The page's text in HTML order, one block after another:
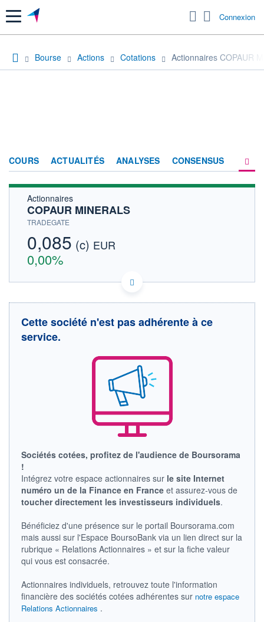
Menu Connexion
Bourse Actions Cotations Actionnaires COPAUR
COURS ACTUALITÉS ANALYSES CONSENSUS
Actionnaires
COPAUR MINERALS
TRADEGATE
0,085 (c) EUR
0,00%
CA2172051039 RFC4
Cotation sur les autres places
OUVERTURE
+ BAS
0,000
CAPITAL ÉCHANGÉ
DERNIER ÉCHANGE
10.07.26 / 13:54:47
BAISSE HAUSSE
RENDEMENT
ESTIMÉ 2026
-
PER ESTIMÉ
2026
-
DIVIDENDE
0,00 EUR
DERNIER
DIVIDENDE
-
PROCHAIN
DIVIDENDE
ÉLIGIBILITÉ
Non éligible
Boursobank
Cette société n'est pas adhérente à ce
service.
Sociétés cotées, profitez de l'audience de Boursorama
!
Intégrez votre espace actionnaires sur le site Internet
numéro un de la Finance en France et assurez-vous de
toucher directement les investisseurs individuels.
Bénéficiez d'une présence sur le portail Boursorama.com
mais aussi sur l'Espace BoursoBank via un lien direct sur la
rubrique « Relations Actionnaires » et sur la fiche valeur
qui vous est consacrée.
Actionnaires individuels, retrouvez toute l'information
financière des sociétés cotées adhérentes sur notre espace
Relations Actionnaires .